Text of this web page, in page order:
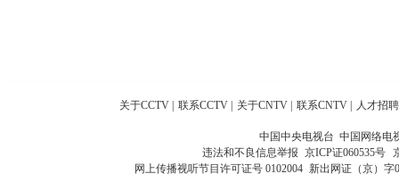
关于CCTV 联系CCTV 关于CNTV 联系CNTV 人才招聘
中国中央电视台 中国网络电
违法和不良信息举报 京ICP证060535号
网上传播视听节目许可证号 0102004 新出网证（京）